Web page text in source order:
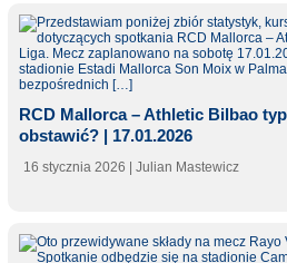
RCD Mallorca – Athletic Bilbao
obstawić? | 17.01.2026
16 stycznia 2026 | Julian Mastewicz